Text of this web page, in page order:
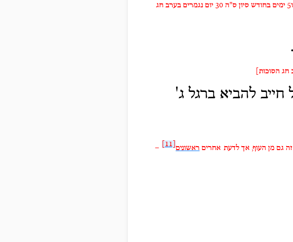
[אייר של 29 יום כשמתחילים לדרוש בחמשה באייר יש 25 יום בחודש אייר, ו5 ימים בחודש סיון ס"ה 30 יום נגמרים בערב חג
להביא ברגל ג'
זה גם מן העוף, אך לדעת ראשונים אחרים‏
[11]
–